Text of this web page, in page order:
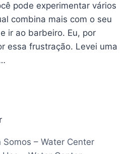
pode experimentar vários
combina mais com o seu
ir ao barbeiro. Eu, por
essa frustração. Levei uma
Somos – Water Center